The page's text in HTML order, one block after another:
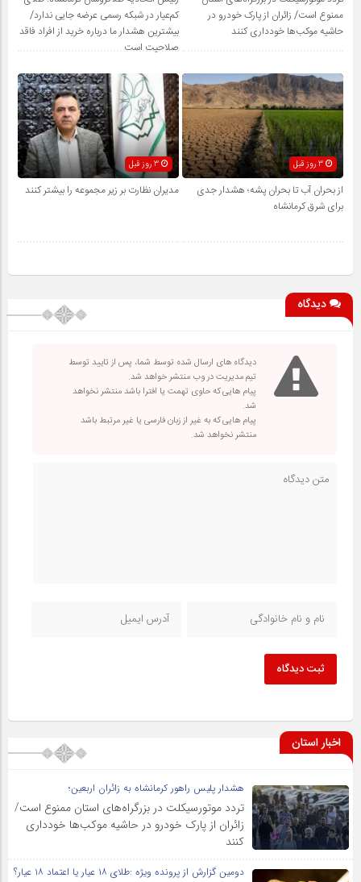
ممنوع است/ زائران از پارک خودرو در
حاشیه موکب‌ها خودداری کنند
کم‌عیار در شبکه رسمی عرضه جایی ندارد/
بیشترین هشدار ما درباره خرید از افراد فاقد
صلاحیت است
3 روز قبل
از بحران آب تا بحران پشه؛ هشدار جدی
برای شرق کرمانشاه
مدیران نظارت بر زیر مجموعه را بیشتر کنند
دیدگاه
دیدگاه های ارسال شده توسط شما، پس از تایید توسط
تیم مدیریت در وب منتشر خواهد شد.
پیام هایی که حاوی تهمت یا افترا باشد منتشر نخواهد
شد.
پیام هایی که به غیر از زبان فارسی یا غیر مرتبط باشد
منتشر نخواهد شد.
ثبت دیدگاه
اخبار استان
هشدار پلیس راهور کرمانشاه به زائران اربعین؛
تردد موتورسیکلت در بزرگراه‌های استان ممنوع است/
زائران از پارک خودرو در حاشیه موکب‌ها خودداری
کنند
دومین گزارش از پرونده ویژه :طلای ۱۸ عیار یا اعتماد ۱۸ عیار؟